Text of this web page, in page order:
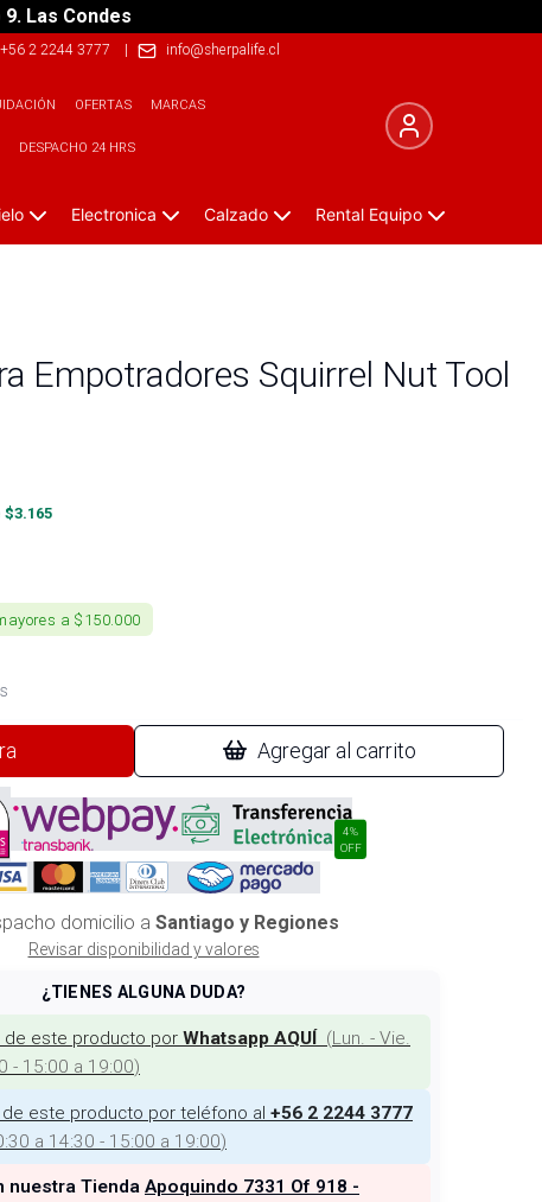
9. Las Condes
+56 2 2244 3777 | info@sherpalife.cl
OFERTAS MARCAS
DESPACHO 24 HRS
Electronica Calzado Rental Equipo
Empotradores Squirrel Nut Tool
$3.165
a $150.000
Agregar al carrito
4%
OFF
domicilio a Santiago y Regiones
Revisar disponibilidad y valores
¿TIENES ALGUNA DUDA?
de este producto por Whatsapp AQUÍ (Lun. - Vie.
- 15:00 a 19:00)
este producto por teléfono al +56 2 2244 3777
a 14:30 - 15:00 a 19:00)
nuestra Tienda Apoquindo 7331 Of 918 -